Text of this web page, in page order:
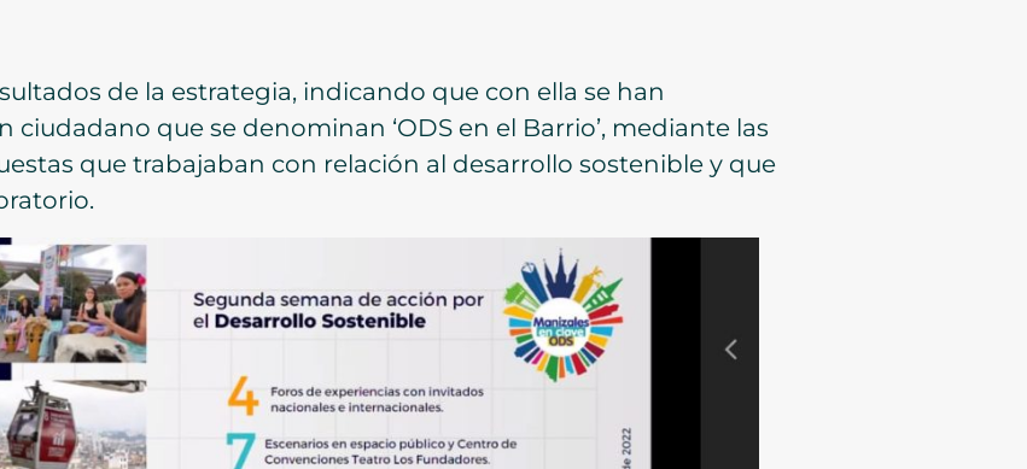
de la estrategia, indicando que con ella se han
que se denominan ‘ODS en el Barrio’, mediante las
que trabajaban con relación al desarrollo sostenible y que